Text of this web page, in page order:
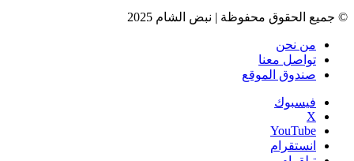
© جميع الحقوق محفوظة | نبض الشام 2025
من نحن
تواصل معنا
صندوق الموقع
فيسبوك
‫X
‫YouTube
انستقرام